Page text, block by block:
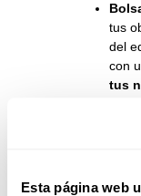
Esta página web
tus
del
con
tus